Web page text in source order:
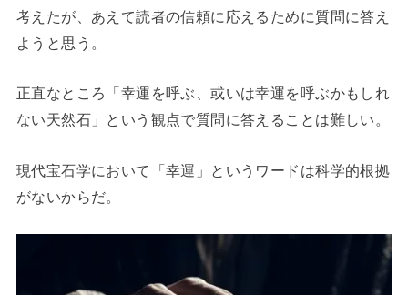
考えたが、あえて読者の信頼に応えるために質問に答え
ようと思う。
正直なところ「幸運を呼ぶ、或いは幸運を呼ぶかもしれ
ない天然石」という観点で質問に答えることは難しい。
現代宝石学において「幸運」というワードは科学的根拠
がないからだ。